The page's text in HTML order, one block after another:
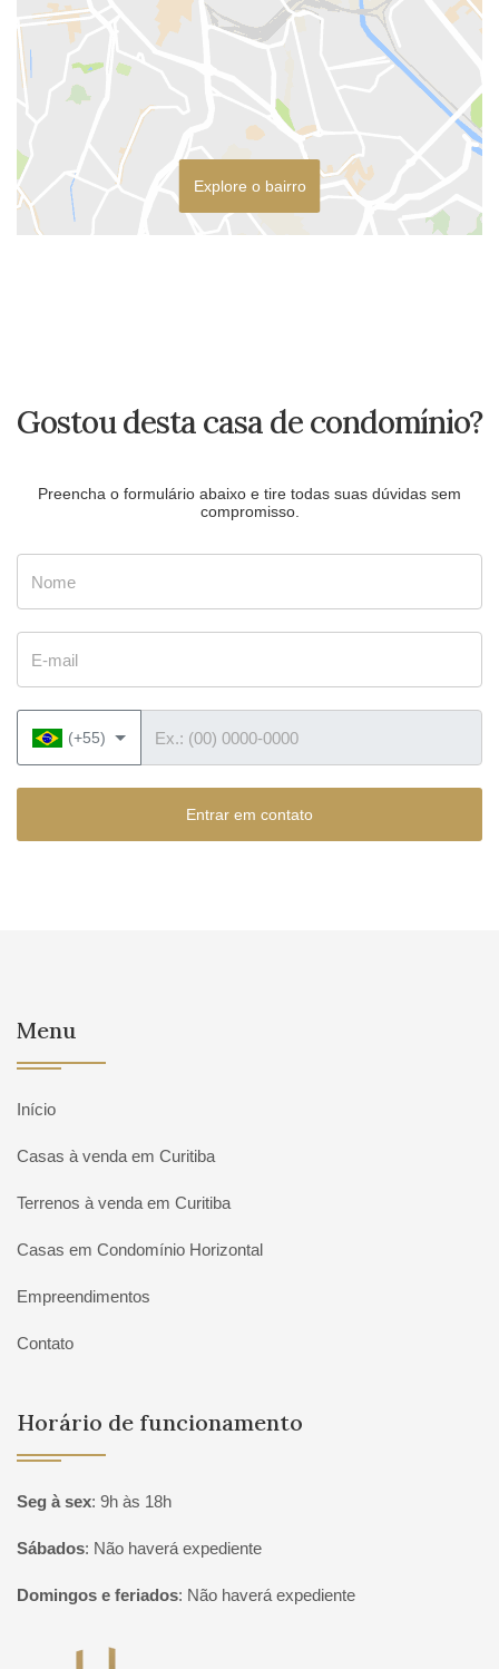
Explore o bairro
Gostou desta casa de condomínio?
Preencha o formulário abaixo e tire todas suas dúvidas sem
compromisso.
(+55)
Entrar em contato
Menu
Início
Casas à venda em Curitiba
Terrenos à venda em Curitiba
Casas em Condomínio Horizontal
Empreendimentos
Contato
Horário de funcionamento
Seg à sex: 9h às 18h
Sábados: Não haverá expediente
Domingos e feriados: Não haverá expediente